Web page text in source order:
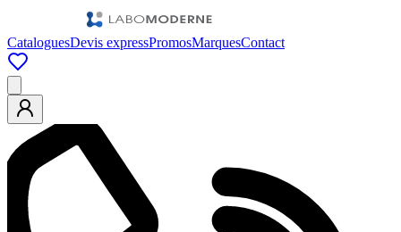
CataloguesDevis expressPromosMarquesContact